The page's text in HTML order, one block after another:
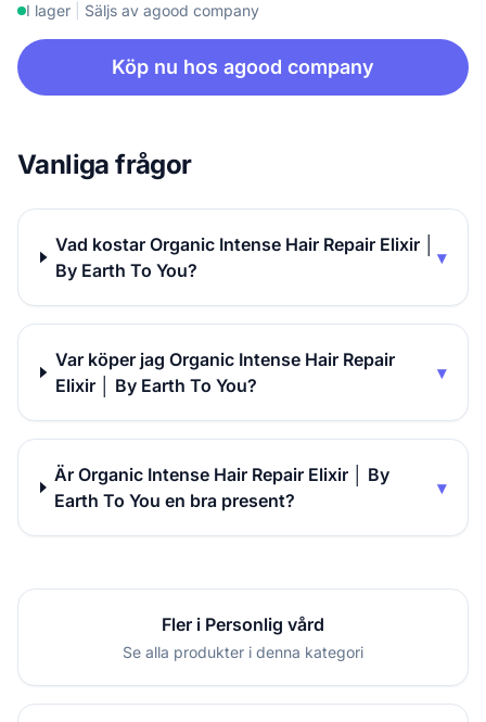
I lager Säljs av agood company
Köp nu hos agood company
Vanliga frågor
Vad kostar Organic Intense Hair Repair Elixir │
By Earth To You?
▾
Var köper jag Organic Intense Hair Repair
Elixir │ By Earth To You?
▾
Är Organic Intense Hair Repair Elixir │ By
Earth To You en bra present?
▾
Fler i Personlig vård
Se alla produkter i denna kategori